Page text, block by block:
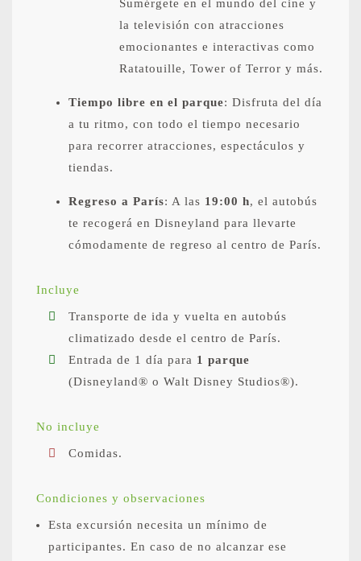
Sumérgete en el mundo del cine y
la televisión con atracciones
emocionantes e interactivas como
Ratatouille, Tower of Terror y más.
Tiempo libre en el parque: Disfruta del día
a tu ritmo, con todo el tiempo necesario
para recorrer atracciones, espectáculos y
tiendas.
Regreso a París: A las 19:00 h, el autobús
te recogerá en Disneyland para llevarte
cómodamente de regreso al centro de París.
Incluye
Transporte de ida y vuelta en autobús
climatizado desde el centro de París.
Entrada de 1 día para 1 parque
(Disneyland® o Walt Disney Studios®).
No incluye
Comidas.
Condiciones y observaciones
Esta excursión necesita un mínimo de
participantes. En caso de no alcanzar ese